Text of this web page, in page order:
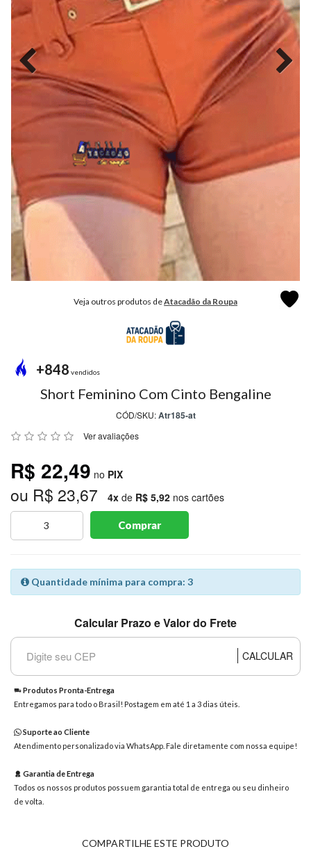
MODA
MODA
GRIFE
INFANTIL
MODA
INTIMA
MODA
INVERNO
MODA
MASCULINA
MODA
PLUS
PREÇO
ÚNICO
PROMOÇÕES
MARCAS
(81)9
WhatsApp
Envie-
nos uma
Veja outros produtos deAtacadão da Roupa
+848 vendidos
Short Feminino Com Cinto Bengaline
CÓD/SKU:Atr185-at
Ver avaliações
R$ 22,49 no PIX
ou R$ 23,67 4x de R$ 5,92 nos cartões
Comprar
Quantidade mínima para compra: 3
Calcular Prazo e Valor do Frete
CALCULAR
Produtos Pronta-Entrega
Entregamos para todo o Brasil! Postagem em até 1 a 3 dias úteis.
Suporte ao Cliente
Atendimento personalizado via WhatsApp. Fale diretamente com nossa equipe!
Garantia de Entrega
Todos os nossos produtos possuem garantia total de entrega ou seu dinheiro
de volta.
COMPARTILHE ESTE PRODUTO